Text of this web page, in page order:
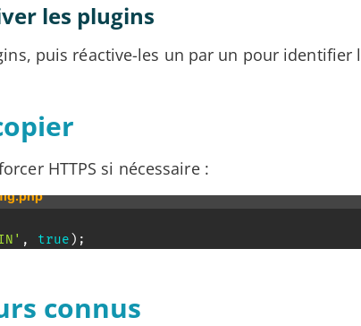
les plugins
puis réactive-les un par un pour identifier
HTTPS si nécessaire :
, true ) ;
connus